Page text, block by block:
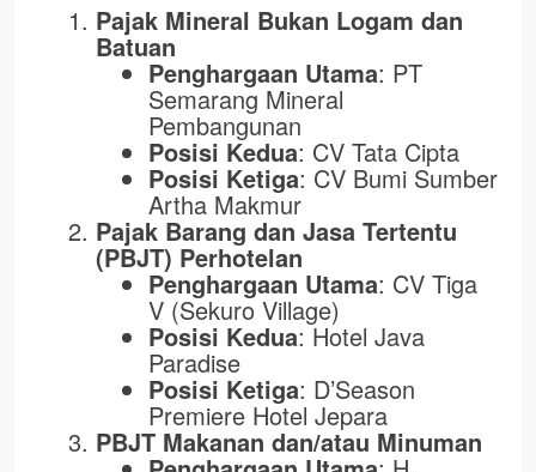
Pajak Mineral Bukan Logam dan
Batuan
Penghargaan Utama: PT
Semarang Mineral
Pembangunan
Posisi Kedua: CV Tata Cipta
Posisi Ketiga: CV Bumi Sumber
Artha Makmur
Pajak Barang dan Jasa Tertentu
(PBJT) Perhotelan
Penghargaan Utama: CV Tiga
V (Sekuro Village)
Posisi Kedua: Hotel Java
Paradise
Posisi Ketiga: D’Season
Premiere Hotel Jepara
PBJT Makanan dan/atau Minuman